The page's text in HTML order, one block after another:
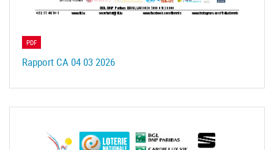
PDF
Rapport CA 04 03 2026